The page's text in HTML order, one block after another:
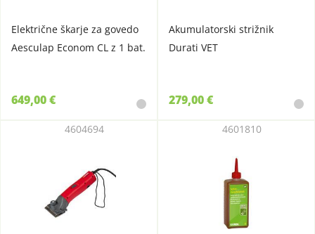
Električne škarje za govedo
Aesculap Econom CL z 1 bat.
649,00 €
Akumulatorski strižnik
Durati VET
279,00 €
4604694 4601810